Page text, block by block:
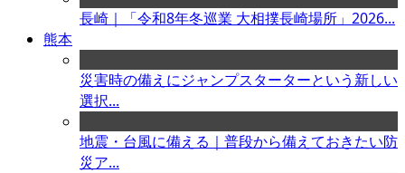
長崎｜「令和8年冬巡業 大相撲長崎場所」2026...
熊本
災害時の備えにジャンプスターターという新しい
選択...
地震・台風に備える｜普段から備えておきたい防
災ア...